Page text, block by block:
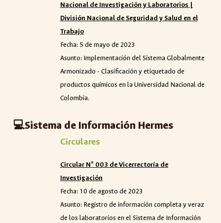
Nacional de Investigación y Laboratorios |
División Nacional de Seguridad y Salud en el
Trabajo
Fecha: 5 de mayo de 2023
Asunto: Implementación del Sistema Globalmente
Armonizado - Clasificación y etiquetado de
productos químicos en la Universidad Nacional de
Colombia.
💻Sistema de Información Hermes
Circulares
Circular N° 003 de Vicerrectoría de
Investigación
Fecha: 10 de agosto de 2023
Asunto: Registro de información completa y veraz
de los laboratorios en el Sistema de Información